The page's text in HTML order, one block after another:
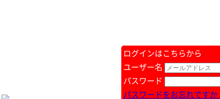
ログインはこちらから
ユーザー名
パスワード
パスワードをお忘れですか